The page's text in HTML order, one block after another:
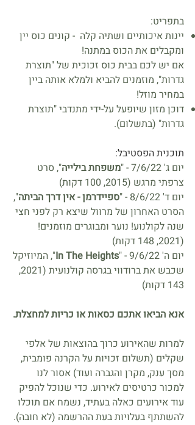
בתפריט:
יינות איכותיים ושתיה קלה - קונים כוס יין
ומקבלים את הכוס במתנה!
אם יש לכם בבית כוס זכוכית של "תוצרת
גדרות", מוזמנים להביא ולמלא אותה ביין
במחיר מוזל!
דוכן מזון שיופעל על-ידי מתנדבי "תוצרת
גדרות" (בתשלום).
תוכנית הפסטיבל:
יום ג' 7/6/22 -
"משפחת בילייה", סרט
צרפתי מרגש (2015, 100 דקות)
יום ד' 8/6/22 - "
ספיידרמן - אין דרך הביתה",
הסרט האחרון של מרוול שיצא רק לפני חצי
שנה לקולנוע! נוער ומבוגרים מוזמנים!
(2021, 148 דקות)
יום ה' 9/6/22 - "
In The Heights", המיוזיקל
שכבש את ברודווי בגרסה קולנועית
(2021,
143 דקות)
אנא הביאו אתכם כסאות או כריות למחצלת.
למרות שהאירוע כרוך בהוצאות של אלפי
שקלים (תשלום זכויות על הקרנה פומבית,
מסך ענק, מקרן והגברה ועוד) אסור לנו
למכור כרטיסים לאירוע. כדי שנוכל להפיק
עוד אירועים כאלה בעתיד, נשמח אם תוכלו
להשתתף בעלויות בעת ההרשמה (לא חובה).